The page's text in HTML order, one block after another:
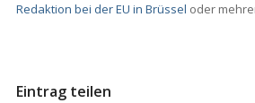
Redaktion bei der EU in Brüssel oder
Eintrag teilen